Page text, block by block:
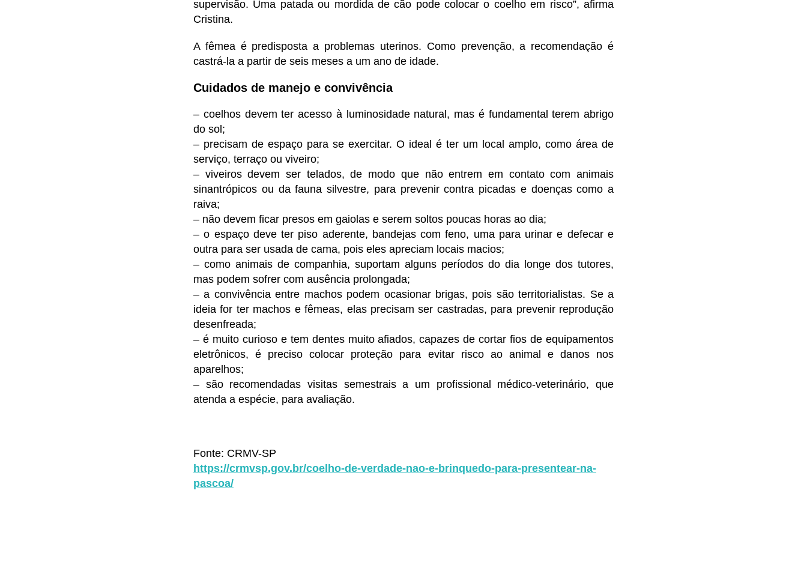
supervisão. Uma patada ou mordida de cão pode colocar o coelho em risco”, afirma
Cristina.
A fêmea é predisposta a problemas uterinos. Como prevenção, a recomendação é
castrá-la a partir de seis meses a um ano de idade.
Cuidados de manejo e convivência
– coelhos devem ter acesso à luminosidade natural, mas é fundamental terem abrigo
do sol;
– precisam de espaço para se exercitar. O ideal é ter um local amplo, como área de
serviço, terraço ou viveiro;
– viveiros devem ser telados, de modo que não entrem em contato com animais
sinantrópicos ou da fauna silvestre, para prevenir contra picadas e doenças como a
raiva;
– não devem ficar presos em gaiolas e serem soltos poucas horas ao dia;
– o espaço deve ter piso aderente, bandejas com feno, uma para urinar e defecar e
outra para ser usada de cama, pois eles apreciam locais macios;
– como animais de companhia, suportam alguns períodos do dia longe dos tutores,
mas podem sofrer com ausência prolongada;
– a convivência entre machos podem ocasionar brigas, pois são territorialistas. Se a
ideia for ter machos e fêmeas, elas precisam ser castradas, para prevenir reprodução
desenfreada;
– é muito curioso e tem dentes muito afiados, capazes de cortar fios de equipamentos
eletrônicos, é preciso colocar proteção para evitar risco ao animal e danos nos
aparelhos;
– são recomendadas visitas semestrais a um profissional médico-veterinário, que
atenda a espécie, para avaliação.
Fonte: CRMV-SP
https://crmvsp.gov.br/coelho-de-verdade-nao-e-brinquedo-para-presentear-na-
pascoa/